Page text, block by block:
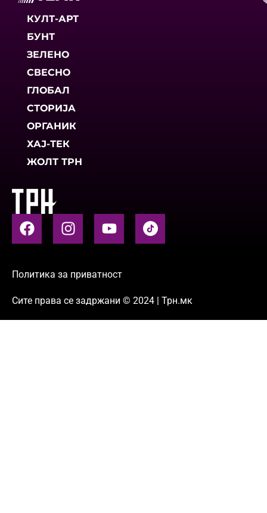
КУЛТ-АРТ
БУНТ
ЗЕЛЕНО
СВЕСНО
ГЛОБАЛ
СТОРИЈА
ОРГАНИК
ХАЈ-ТЕК
ЖОЛТ ТРН
Политика за приватност
Сите права се задржани © 2024 | Трн.мк